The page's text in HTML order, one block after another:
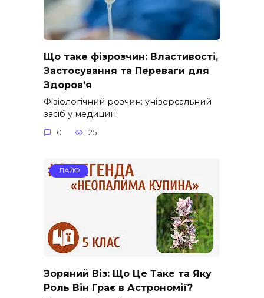
Що таке фізрозчин: Властивості,
Застосування та Переваги для
Здоров’я
Фізіологічний розчин: універсальний
засіб у медицині
0 25
ЛАЙФ
Зоряний Віз: Що Це Таке та Яку
Роль Він Грає в Астрономії?